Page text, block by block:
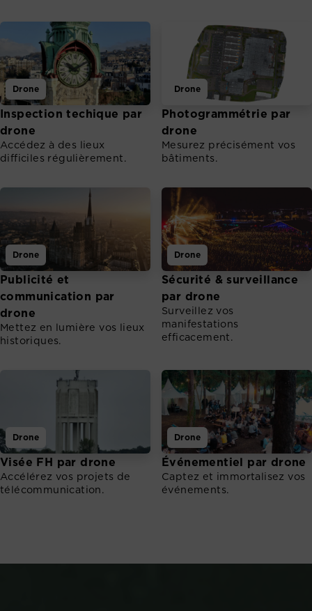
Drone
Inspection techique par
drone
Accédez à des lieux
difficiles régulièrement.
Drone
Photogrammétrie par
drone
Mesurez précisément vos
bâtiments.
Drone
Publicité et
communication par
drone
Mettez en lumière vos lieux
historiques.
Drone
Sécurité & surveillance
par drone
Surveillez vos
manifestations
efficacement.
Drone
Visée FH par drone
Accélérez vos projets de
télécommunication.
Drone
Événementiel par drone
Captez et immortalisez vos
événements.